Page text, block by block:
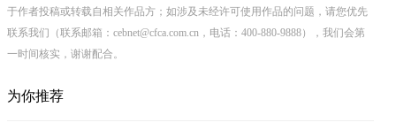
于作者投稿或转载自相关作品方；如涉及未经许可使用作品的问题，请您优先
联系我们（联系邮箱：cebnet@cfca.com.cn，电话：400-880-9888），我们会第
一时间核实，谢谢配合。
为你推荐